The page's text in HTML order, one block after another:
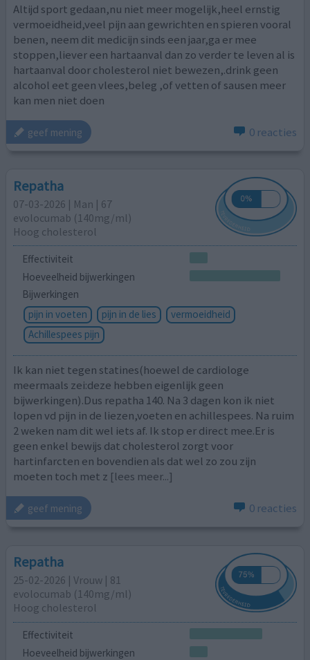
Altijd sport gedaan,nu niet meer mogelijk,heel ernstig
vermoeidheid,veel pijn aan gewrichten en spieren vooral
benen, neem dit medicijn sinds een jaar,ga er mee
stoppen,liever een hartaanval dan zo verder te leven al is
hartaanval door cholesterol niet bewezen,.drink geen
alcohol eet geen vlees,beleg ,of vetten of sausen meer
kan men niet doen
geef mening 0 reacties
Repatha
07-03-2026 | Man | 67
evolocumab (140mg/ml)
Hoog cholesterol
Effectiviteit
Hoeveelheid bijwerkingen
Bijwerkingen
pijn in voeten
pijn in de lies
vermoeidheid
Achillespees pijn
Ik kan niet tegen statines(hoewel de cardiologe
meermaals zei:deze hebben eigenlijk geen
bijwerkingen).Dus repatha 140. Na 3 dagen kon ik niet
lopen vd pijn in de liezen,voeten en achillespees. Na ruim
2 weken nam dit wel iets af. Ik stop er direct mee.Er is
geen enkel bewijs dat cholesterol zorgt voor
hartinfarcten en bovendien als dat wel zo zou zijn
moeten toch met z [lees meer...]
geef mening 0 reacties
Repatha
25-02-2026 | Vrouw | 81
evolocumab (140mg/ml)
Hoog cholesterol
Effectiviteit
Hoeveelheid bijwerkingen